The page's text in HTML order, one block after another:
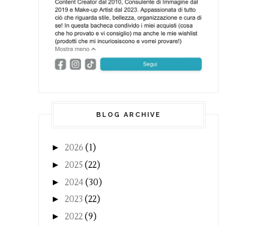
BLOG ARCHIVE
► 2026 (1)
► 2025 (22)
► 2024(30)
► 2023 (22)
► 2022(9)